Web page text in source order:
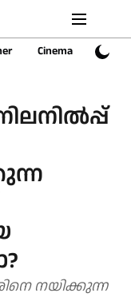
Cinema Sports
നയിക്കുന്ന